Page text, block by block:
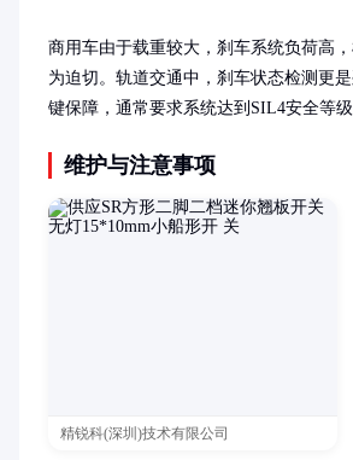
商用车由于载重较大，刹车系统负荷高
为迫切。轨道交通中，刹车状态检测更
键保障，通常要求系统达到SIL4安全等级
维护与注意事项
精锐科(深圳)技术有限公司